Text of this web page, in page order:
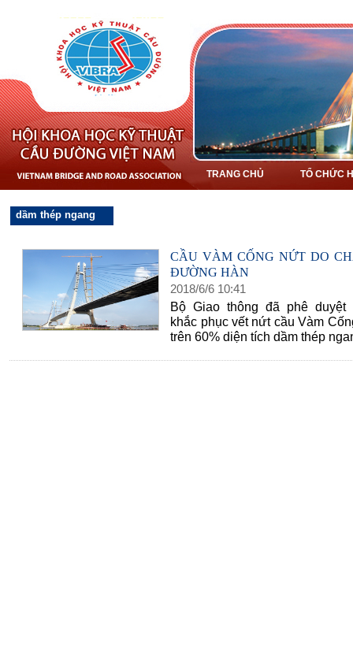
TRANG CHỦ TỔ CHỨC
dầm thép ngang
CẦU VÀM CỐNG NỨT DO
ĐƯỜNG HÀN
2018/6/6 10:41
Bộ Giao thông đã phê duyệt
khắc phục vết nứt cầu Vàm
trên 60% diện tích dầm thép